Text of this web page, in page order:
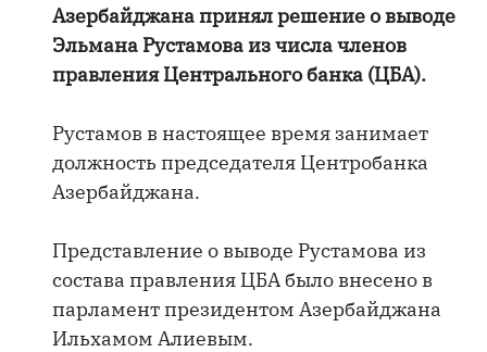
Азербайджана принял решение о выводе
Эльмана Рустамова из числа членов
правления Центрального банка (ЦБА).
Рустамов в настоящее время занимает
должность председателя Центробанка
Азербайджана.
Представление о выводе Рустамова из
состава правления ЦБА было внесено в
парламент президентом Азербайджана
Ильхамом Алиевым.